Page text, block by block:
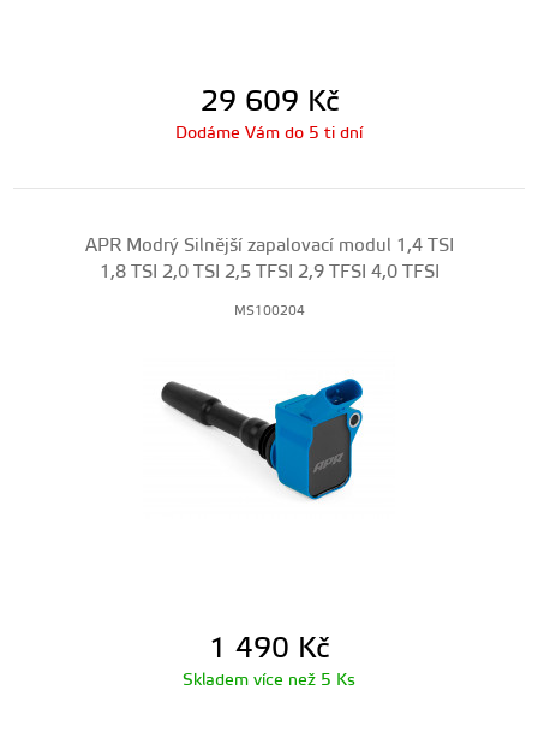
29 609 Kč
Dodáme Vám do 5 ti dní
APR Modrý Silnější zapalovací modul 1,4 TSI
1,8 TSI 2,0 TSI 2,5 TFSI 2,9 TFSI 4,0 TFSI
MS100204
1 490 Kč
Skladem více než 5 Ks